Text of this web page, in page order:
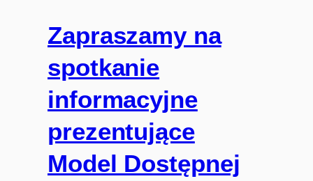
Zapraszamy na
spotkanie
informacyjne
prezentujące
Model Dostępnej